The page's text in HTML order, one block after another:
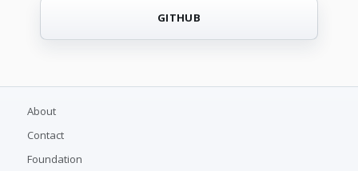
GITHUB
About
Contact
Foundation